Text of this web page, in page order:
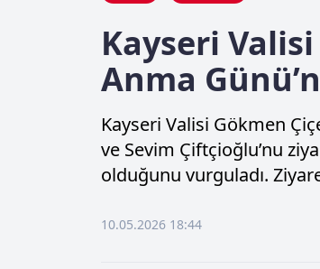
Kayseri
Anma
Kayseri Valisi Gökmen
ve Sevim Çiftçioğlu’nu
olduğunu vurguladı.
10.05.2026 18:44